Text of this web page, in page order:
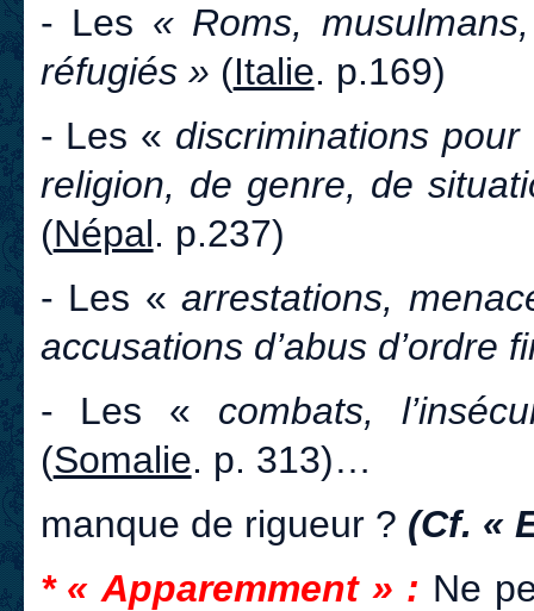
- Les « Roms,
réfugiés » (Italie. p.169)
- Les « discriminations
religion, de genre, de
(Népal. p.237)
- Les «arrestations,
accusations d’abus d’ordre
- Les « combats,
(Somalie. p. 313)…
manque de rigueur ? (Cf. «
* « Apparemment » : Ne